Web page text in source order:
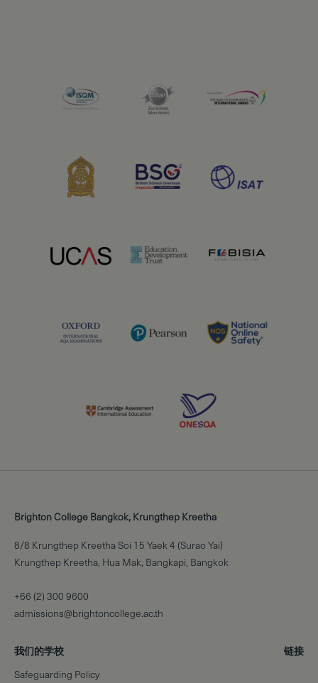
Brighton College Bangkok, Krungthep Kreetha
8/8 Krungthep Kreetha Soi 15 Yaek 4 (Surao Yai)
Krungthep Kreetha, Hua Mak, Bangkapi, Bangkok
+66 (2) 300 9600
admissions@brightoncollege.ac.th
我们的学校
Safeguarding Policy
链接